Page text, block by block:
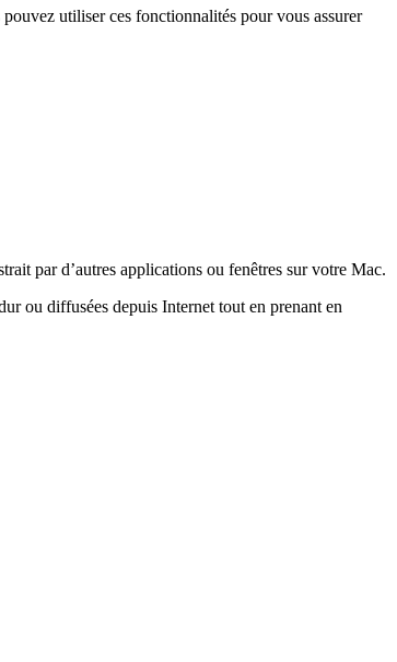
utiliser ces fonctionnalités pour vous assurer
par d’autres applications ou fenêtres sur votre Mac.
ou diffusées depuis Internet tout en prenant en